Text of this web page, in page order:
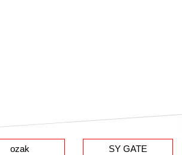
SY GATE
ozak